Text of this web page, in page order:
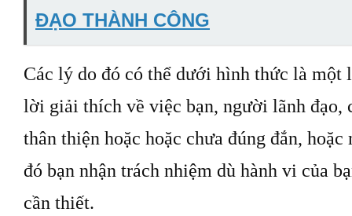
ĐẠO THÀNH CÔNG
Các lý do đó có thể dưới hình thức là một
lời giải thích về việc bạn, người lãnh đạo,
thân thiện hoặc hoặc chưa đúng đắn,
đó bạn nhận trách nhiệm dù hành vi của
cần thiết.